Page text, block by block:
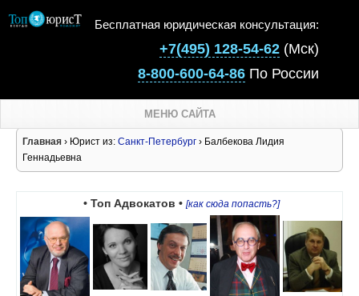
Бесплатная юридическая консультация:
+7(495) 128-54-62 (Мск)
8-800-600-64-86 По России
МЕНЮ САЙТА
Главная › Юрист из: Санкт-Петербург › Балбекова Лидия
Геннадьевна
• Топ Адвокатов • [как сюда попасть?]